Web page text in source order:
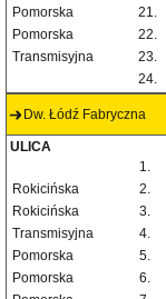
Pomorska
21.
Pomorska
22.
Transmisyjna
23.
24.
Dw. Łódź Fabryczna
ULICA
1.
Rokicińska
2.
Rokicińska
3.
Transmisyjna
4.
Pomorska
5.
Pomorska
6.